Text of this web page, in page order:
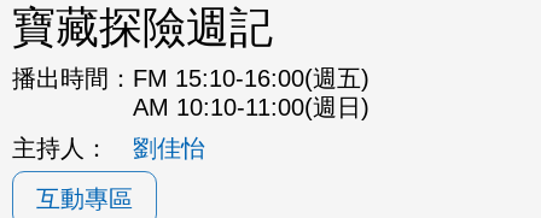
寶藏探險週記
播出時間： FM 15:10-16:00(週五)
AM 10:10-11:00(週日)
主持人：
劉佳怡
互動專區